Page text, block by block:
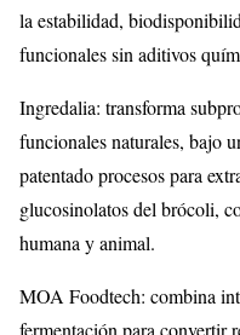
la estabilidad,
funcionales sin aditivos
Ingredalia: transforma
funcionales naturales, bajo
patentado procesos para
glucosinolatos del brócoli,
humana y animal.
MOA Foodtech: combina
fermentación para convertir